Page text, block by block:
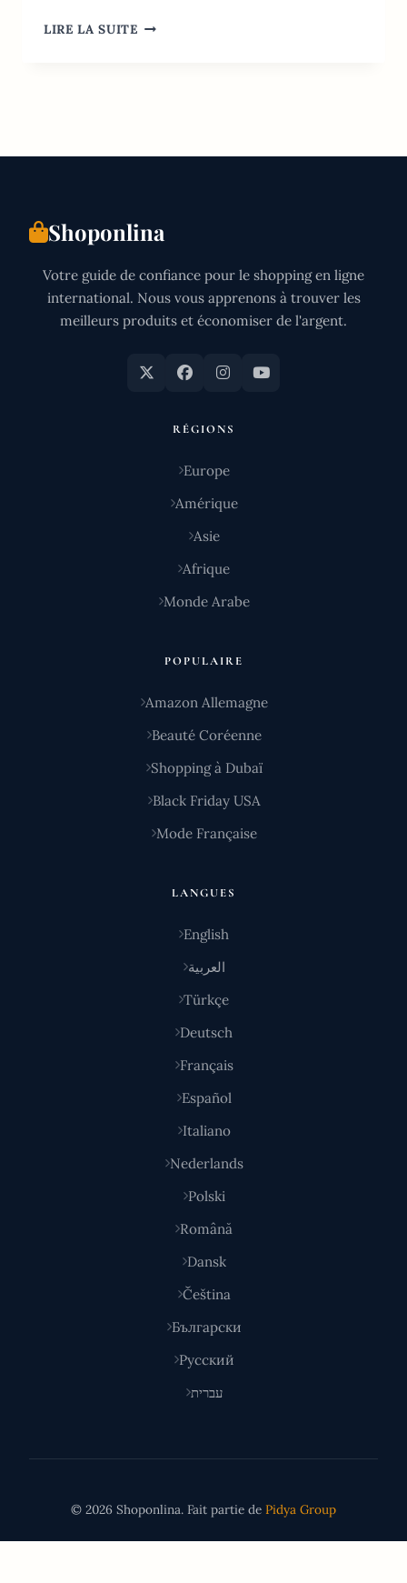
LIRE LA SUITELIVRAISON
SERVICES
Shoponlina
Votre guide de confiance pour le shopping en ligne
international. Nous vous apprenons à trouver les
meilleurs produits et économiser de l'argent.
RÉGIONS
Europe
Amérique
Asie
Afrique
Monde Arabe
POPULAIRE
Amazon Allemagne
Beauté Coréenne
Shopping à Dubaï
Black Friday USA
Mode Française
LANGUES
English
العربية
Türkçe
Deutsch
Français
Español
Italiano
Nederlands
Polski
Română
Dansk
Čeština
Български
Русский
עברית
© 2026 Shoponlina. Fait partie de Pidya Group